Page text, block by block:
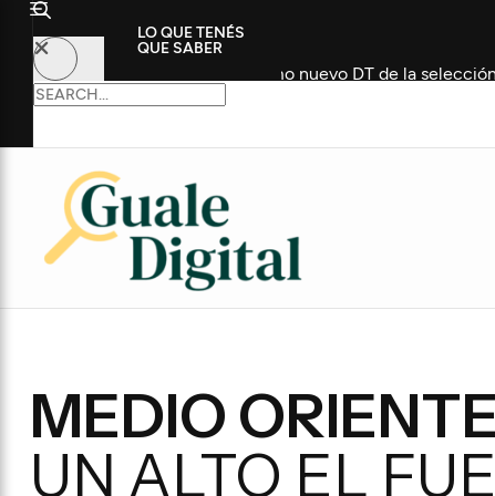
LO QUE TENÉS
QUE SABER
futbolista como nuevo DT de la selección
MEDIO
UN ALTO EL